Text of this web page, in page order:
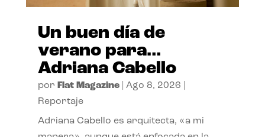
Un buen día de
verano para…
Adriana Cabello
por Flat Magazine| Ago 8, 2026
Reportaje
Adriana Cabello es arquitecta, «a mi